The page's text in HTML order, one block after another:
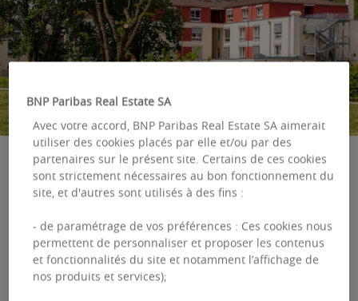
Résidences services seniors
(RSS)
-Avril
2024
BNP Paribas Real Estate SA
Avec votre accord, BNP Paribas Real Estate SA aimerait
utiliser des cookies placés par elle et/ou par des
partenaires sur le présent site. Certains de ces cookies
sont strictement nécessaires au bon fonctionnement du
site, et d'autres sont utilisés à des fins :
- de paramétrage de vos préférences : Ces cookies nous
permettent de personnaliser et proposer les contenus
et fonctionnalités du site et notamment l’affichage de
nos produits et services);